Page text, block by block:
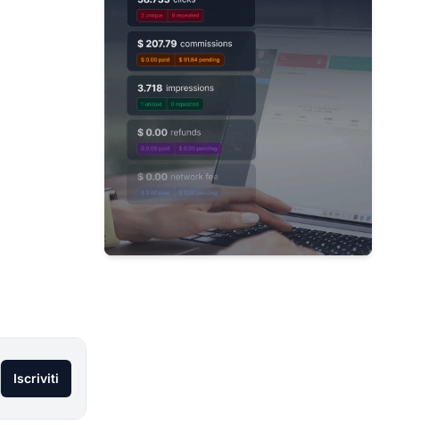
Iscriviti